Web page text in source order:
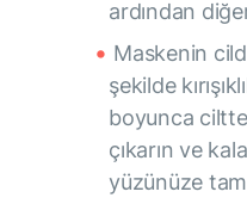
ardından
Maskenin
şekilde
boyunca
çıkarın ve
yüzünüze